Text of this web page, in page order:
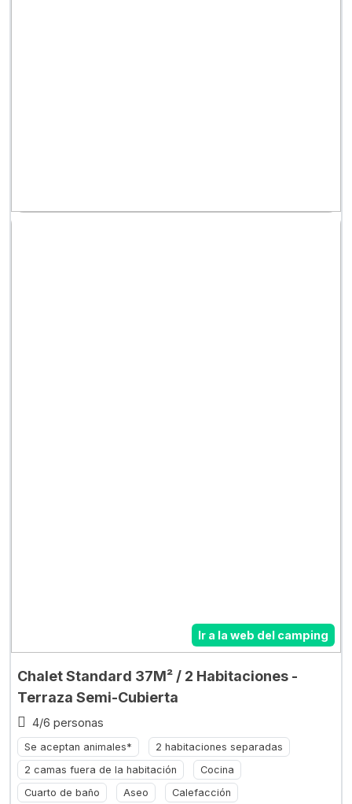
Ir a la web del camping
Chalet Standard 37M² / 2 Habitaciones -
Terraza Semi-Cubierta
4/6 personas
Se aceptan animales*
2 habitaciones separadas
2 camas fuera de la habitación
Cocina
Cuarto de baño
Aseo Calefacción